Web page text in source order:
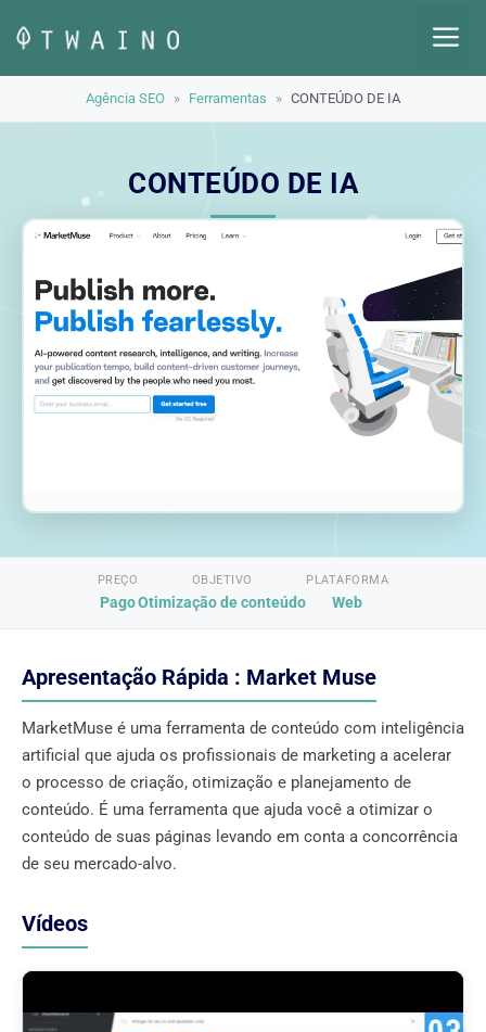
para
o
Agência SEO » Ferramentas » CONTEÚDO DE IA
CONTEÚDO DE IA
PREÇO
Pago
OBJETIVO
Otimização de conteúdo
PLATAFORMA
Web
Apresentação Rápida : Market Muse
MarketMuse é uma ferramenta de conteúdo com inteligência
artificial que ajuda os profissionais de marketing a acelerar
o processo de criação, otimização e planejamento de
conteúdo. É uma ferramenta que ajuda você a otimizar o
conteúdo de suas páginas levando em conta a concorrência
de seu mercado-alvo.
Vídeos